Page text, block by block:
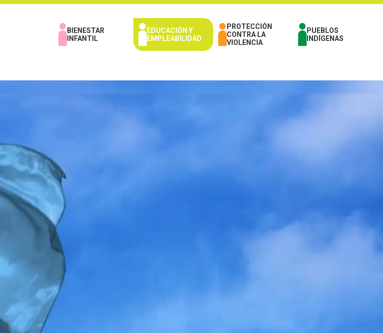
BIENESTAR
INFANTIL
EDUCACIÓN Y
EMPLEABILIDAD
PROTECCIÓN
CONTRA LA
VIOLENCIA
PUEBLOS
INDÍGENAS